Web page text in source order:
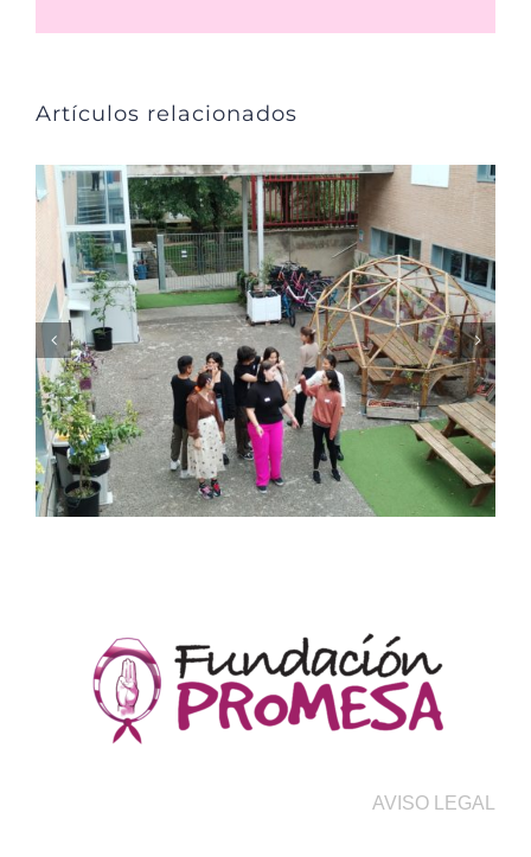
Artículos relacionados
AVISO LEGAL